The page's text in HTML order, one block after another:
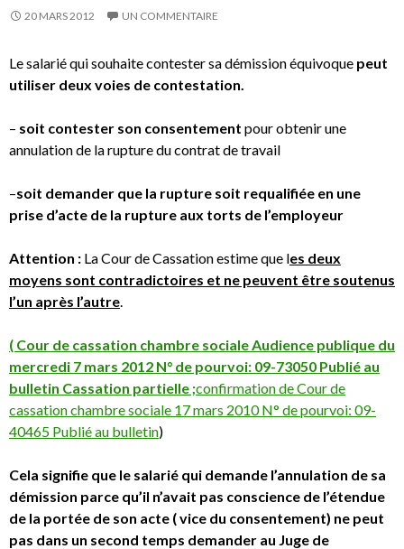
20 MARS 2012 UN COMMENTAIRE
Le salarié qui souhaite contester sa démission équivoque peut
utiliser deux voies de contestation.
– soit contester son consentement pour obtenir une
annulation de la rupture du contrat de travail
–soit demander que la rupture soit requalifiée en une
prise d’acte de la rupture aux torts de l’employeur
Attention : La Cour de Cassation estime que les deux
moyens sont contradictoires et ne peuvent être soutenus
l’un après l’autre.
( Cour de cassation chambre sociale Audience publique du
mercredi 7 mars 2012 N° de pourvoi: 09-73050 Publié au
bulletin Cassation partielle ;confirmation de Cour de
cassation chambre sociale 17 mars 2010 N° de pourvoi: 09-
40465 Publié au bulletin)
Cela signifie que le salarié qui demande l’annulation de sa
démission parce qu’il n’avait pas conscience de l’étendue
de la portée de son acte ( vice du consentement) ne peut
pas dans un second temps demander au Juge de